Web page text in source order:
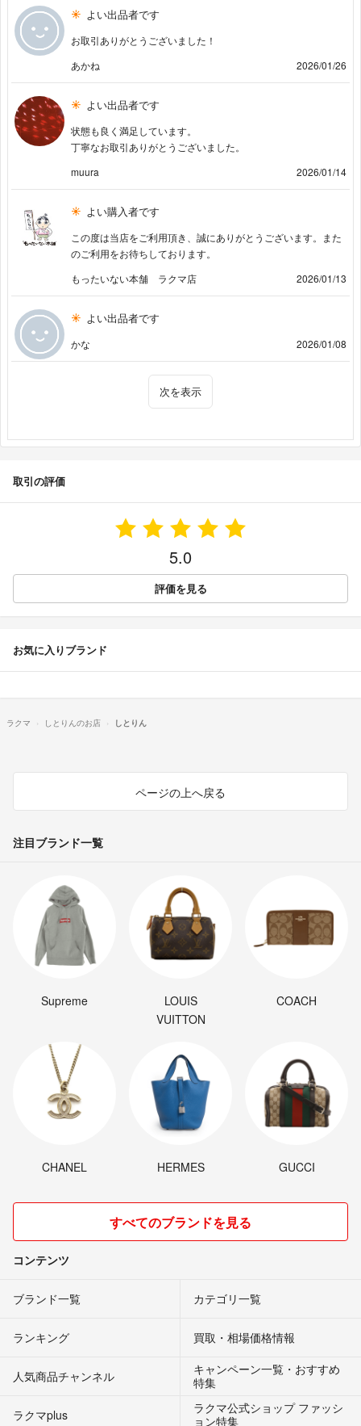
よい出品者です
お取引ありがとうございました！
あかね
2026/01/26
よい出品者です
状態も良く満足しています。
丁寧なお取引ありがとうございました。
muura
2026/01/14
よい購入者です
この度は当店をご利用頂き、誠にありがとうございます。また
のご利用をお待ちしております。
もったいない本舗 ラクマ店
2026/01/13
よい出品者です
かな 2026/01/08
次を表示
取引の評価
5.0
評価を見る
お気に入りブランド
ラクマ しとりんのお店 しとりん
ページの上へ戻る
注目ブランド一覧
Supreme
LOUIS
VUITTON
COACH
CHANEL HERMES GUCCI
すべてのブランドを見る
コンテンツ
ブランド一覧 カテゴリ一覧
ランキング 買取・相場価格情報
人気商品チャンネル
キャンペーン一覧・おすすめ
特集
ラクマplus
ラクマ公式ショップ ファッシ
ョン特集